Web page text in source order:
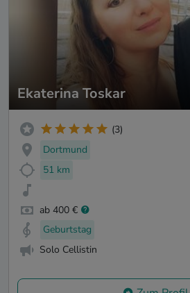
Ekaterina Toskar
(3)
Dortmund
51 km
ab 400 €
Geburtstag
Solo Cellistin